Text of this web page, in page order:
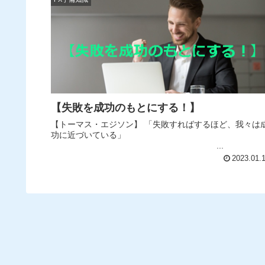
【失敗を成功のもとにする！】
【トーマス・エジソン】 「失敗すればするほど、我々は
功に近づいている」